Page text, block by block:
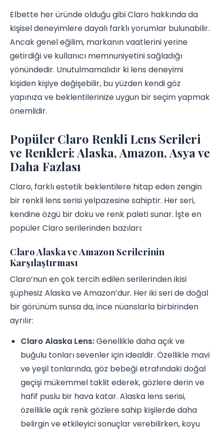
Elbette her üründe olduğu gibi Claro hakkında da
kişisel deneyimlere dayalı farklı yorumlar bulunabilir.
Ancak genel eğilim, markanın vaatlerini yerine
getirdiği ve kullanıcı memnuniyetini sağladığı
yönündedir. Unutulmamalıdır ki lens deneyimi
kişiden kişiye değişebilir, bu yüzden kendi göz
yapınıza ve beklentilerinize uygun bir seçim yapmak
önemlidir.
Popüler Claro Renkli Lens Serileri
ve Renkleri: Alaska, Amazon, Asya ve
Daha Fazlası
Claro, farklı estetik beklentilere hitap eden zengin
bir renkli lens serisi yelpazesine sahiptir. Her seri,
kendine özgü bir doku ve renk paleti sunar. İşte en
popüler Claro serilerinden bazıları:
Claro Alaska ve Amazon Serilerinin
Karşılaştırması
Claro’nun en çok tercih edilen serilerinden ikisi
şüphesiz Alaska ve Amazon’dur. Her iki seri de doğal
bir görünüm sunsa da, ince nüanslarla birbirinden
ayrılır:
Claro Alaska Lens:Genellikle daha açık ve
buğulu tonları sevenler için idealdir. Özellikle mavi
ve yeşil tonlarında, göz bebeği etrafındaki doğal
geçişi mükemmel taklit ederek, gözlere derin ve
hafif puslu bir hava katar. Alaska lens serisi,
özellikle açık renk gözlere sahip kişilerde daha
belirgin ve etkileyici sonuçlar verebilirken, koyu